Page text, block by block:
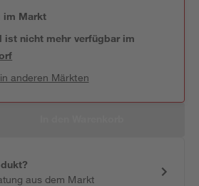
im Markt
ist nicht mehr verfügbar im
anderen Märkten
aus dem Markt